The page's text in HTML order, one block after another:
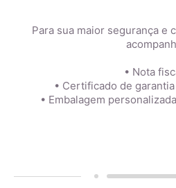
Para sua maior segurança e
• Nota
• Certificado de
• Embalagem